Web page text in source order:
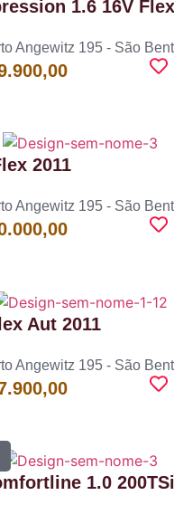
1.6 16V
Angewitz 195 - São
2011
Angewitz 195 - São
Aut 2011
Angewitz 195 - São
1.0